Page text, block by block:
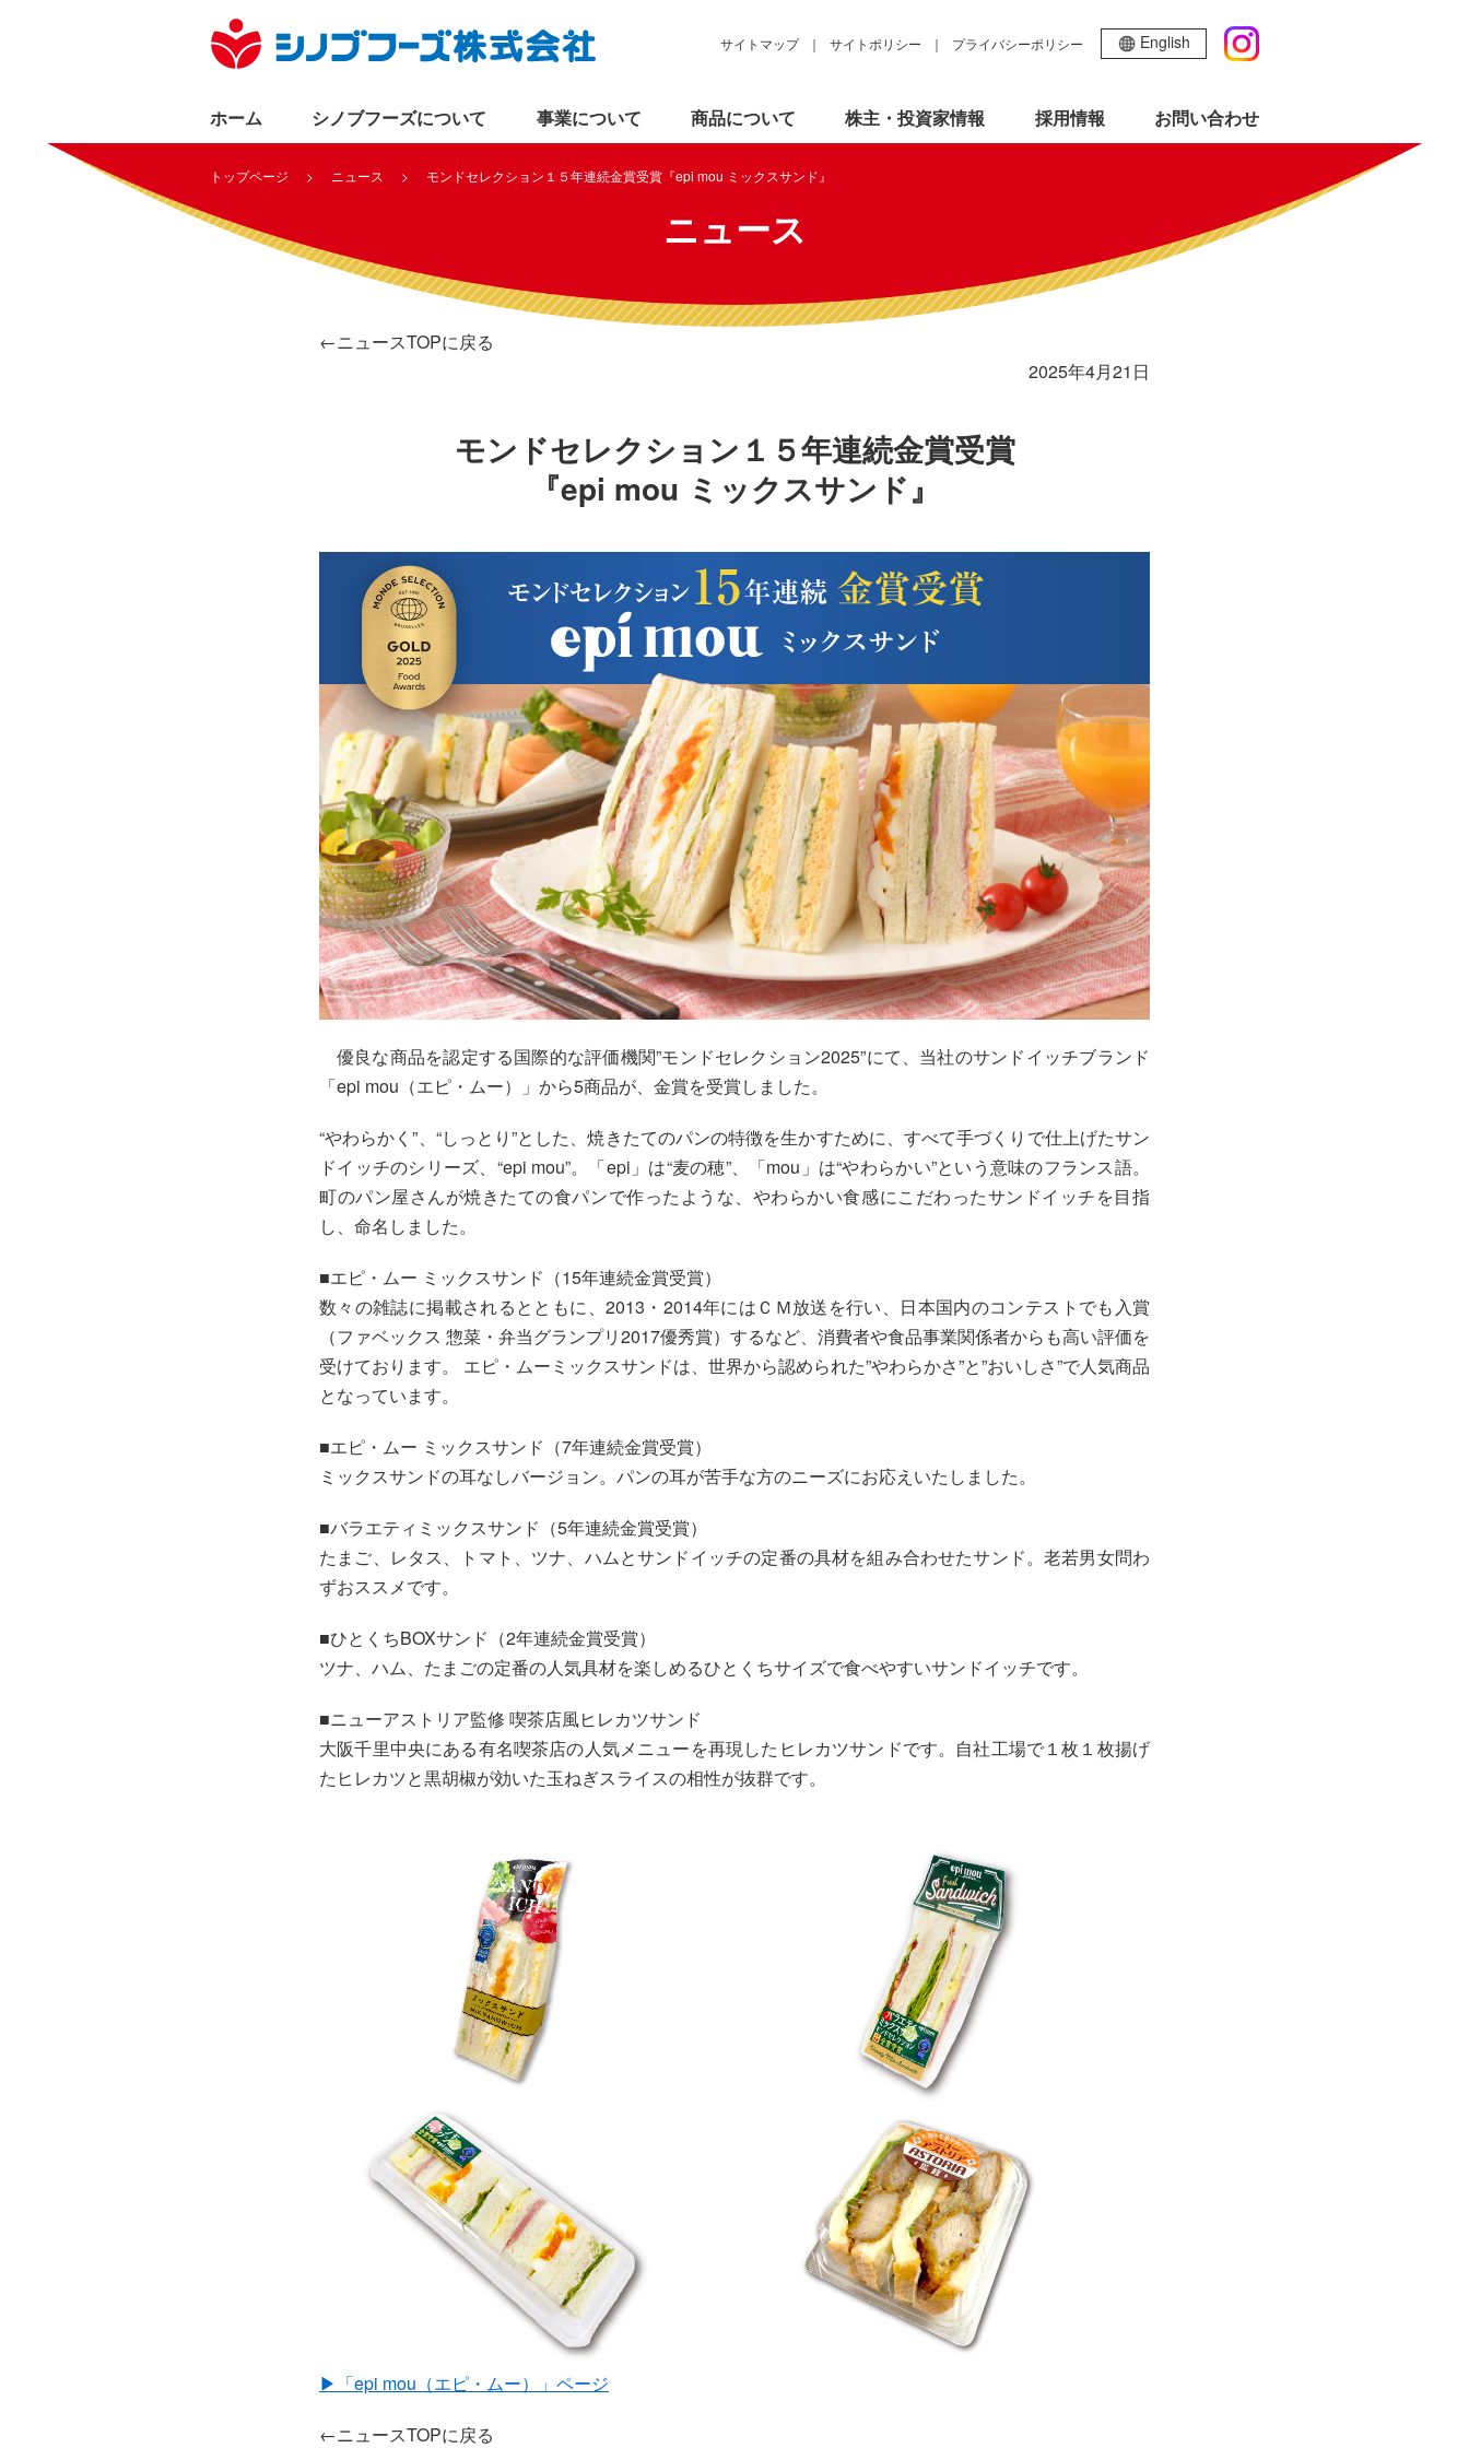
サイトマップ サイトポリシー プライバシーポリシー English
ホーム シノブフーズについて 事業について 商品について 株主・投資家情報 採用情報 お問い合わせ
トップページ ニュース モンドセレクション１５年連続金賞受賞『epi mou ミックスサンド』
ニュース
←ニュースTOPに戻る
2025年4月21日
モンドセレクション １５年連続金賞受賞
『epi mou ミックスサンド』
優良な商品を認定する国際的な評価機関”モンドセレクション2025”にて、当社のサンドイッチブランド
「epi mou（エピ・ムー）」から5商品が、金賞を受賞しました。
“やわらかく”、“しっとり”とした、焼きたてのパンの特徴を生かすために、すべて手づくりで仕上げたサン
ドイッチのシリーズ、“epi mou”。「epi」は“麦の穂”、「mou」は“やわらかい”という意味のフランス語。
町のパン屋さんが焼きたての食パンで作ったような、やわらかい食感にこだわったサンドイッチを目指
し、命名しました。
■エピ・ムー ミックスサンド（15年連続金賞受賞）
数々の雑誌に掲載されるとともに、2013・2014年にはＣＭ放送を行い、日本国内のコンテストでも入賞
（ファベックス 惣菜・弁当グランプリ2017優秀賞）するなど、消費者や食品事業関係者からも高い評価を
受けております。 エピ・ムーミックスサンドは、世界から認められた”やわらかさ”と”おいしさ”で人気商品
となっています。
■エピ・ムー ミックスサンド（7年連続金賞受賞）
ミックスサンドの耳なしバージョン。パンの耳が苦手な方のニーズにお応えいたしました。
■バラエティミックスサンド（5年連続金賞受賞）
たまご、レタス、トマト、ツナ、ハムとサンドイッチの定番の具材を組み合わせたサンド。老若男女問わ
ずおススメです。
■ひとくちBOXサンド（2年連続金賞受賞）
ツナ、ハム、たまごの定番の人気具材を楽しめるひとくちサイズで食べやすいサンドイッチです。
■ニューアストリア監修 喫茶店風ヒレカツサンド
大阪千里中央にある有名喫茶店の人気メニューを再現したヒレカツサンドです。自社工場で１枚１枚揚げ
たヒレカツと黒胡椒が効いた玉ねぎスライスの相性が抜群です。
▶「epi mou（エピ・ムー）」ページ
←ニュースTOPに戻る